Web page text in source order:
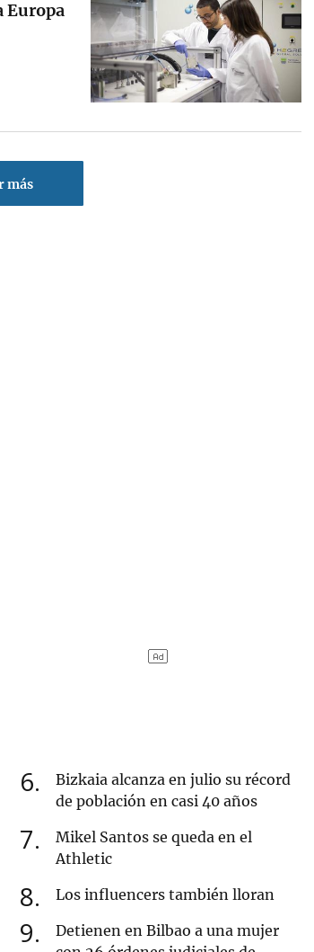
Europa
más
6
Bizkaia alcanza en julio su récord
de población en casi 40 años
7
Mikel Santos se queda en el
Athletic
8 Los influencers también lloran
9
Detienen en Bilbao a una mujer